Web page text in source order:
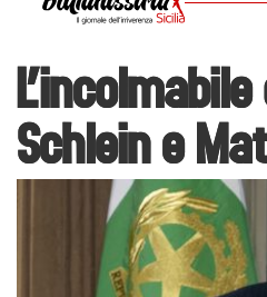
Schlein e